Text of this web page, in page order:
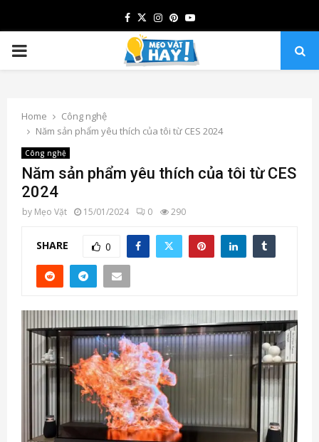
Facebook
TwitterInstagram
Pinterest
Youtube
PRIMARY
Home
Công nghệ
Năm sản phẩm yêu thích của tôi từ CES 2024
Công nghệ
Năm sản phẩm yêu thích của tôi từ CES
2024
by Mẹo Vặt 15/01/2024 0 290
SHARE 0